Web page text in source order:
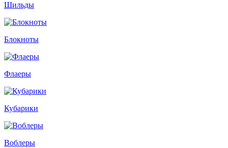
Шильды
Блокноты
Флаеры
Кубарики
Воблеры